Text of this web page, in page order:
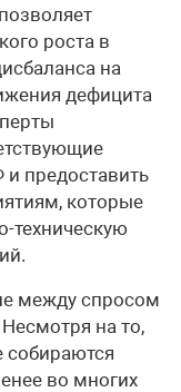
роста в
на
дефицита
предоставить
которые
техническую
между спросом
на то,
собираются
во многих